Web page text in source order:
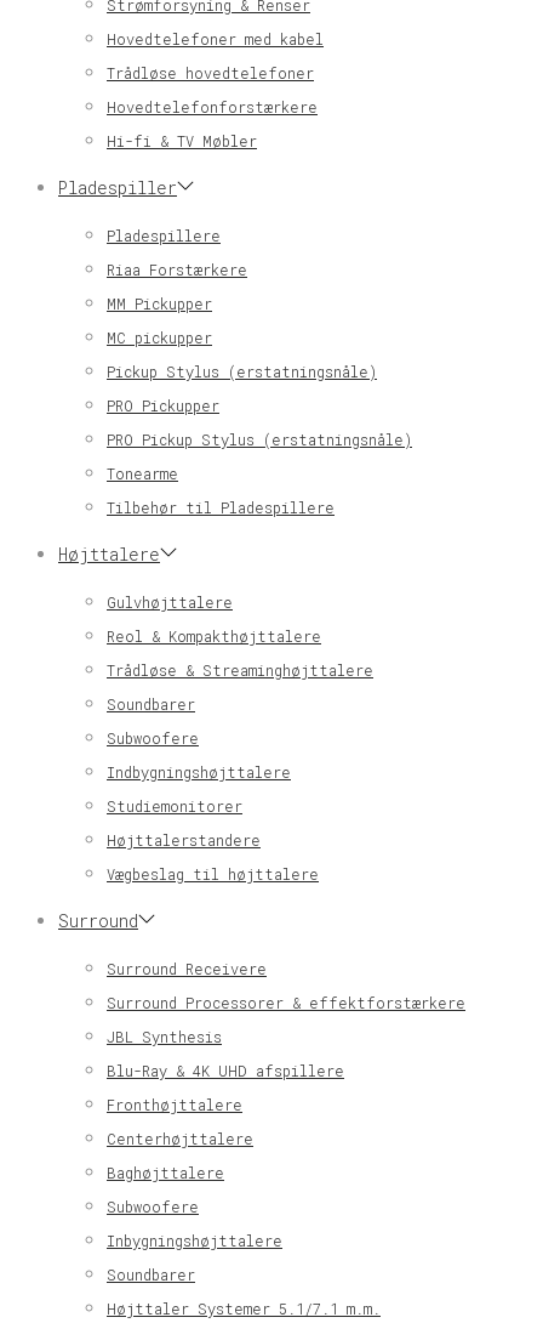
Strømforsyning & Renser
Hovedtelefoner med kabel
Trådløse hovedtelefoner
Hovedtelefonforstærkere
Hi-fi & TV Møbler
Pladespiller
Pladespillere
Riaa Forstærkere
MM Pickupper
MC pickupper
Pickup Stylus (erstatningsnåle)
PRO Pickupper
PRO Pickup Stylus (erstatningsnåle)
Tonearme
Tilbehør til Pladespillere
Højttalere
Gulvhøjttalere
Reol & Kompakthøjttalere
Trådløse & Streaminghøjttalere
Soundbarer
Subwoofere
Indbygningshøjttalere
Studiemonitorer
Højttalerstandere
Vægbeslag til højttalere
Surround
Surround Receivere
Surround Processorer & effektforstærkere
JBL Synthesis
Blu-Ray & 4K UHD afspillere
Fronthøjttalere
Centerhøjttalere
Baghøjttalere
Subwoofere
Inbygningshøjttalere
Soundbarer
Højttaler Systemer 5.1/7.1 m.m.